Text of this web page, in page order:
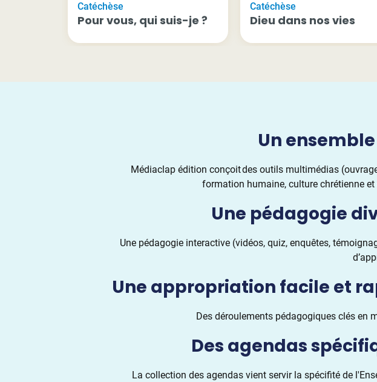
Catéchèse
Pour vous, qui suis-je ?
Catéchèse
Dieu dans nos vies
Un
Médiaclap édition conçoit des outils multimédias
formation humaine, culture chrétienne
Une pédagogie
Une pédagogie interactive (vidéos, quiz, enquêtes,
Une appropriation facile et
Des déroulements pédagogiques clés en
Des agendas
La collection des agendas vient servir la spécifité de